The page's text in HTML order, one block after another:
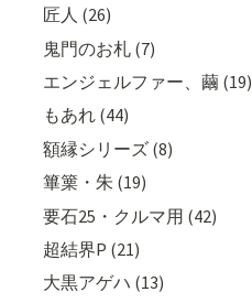
匠人 (26)
鬼門のお札 (7)
エンジェルファー、繭 (19)
もあれ (44)
額縁シリーズ (8)
篳篥・朱 (19)
要石25・クルマ用 (42)
超結界P (21)
大黒アゲハ (13)